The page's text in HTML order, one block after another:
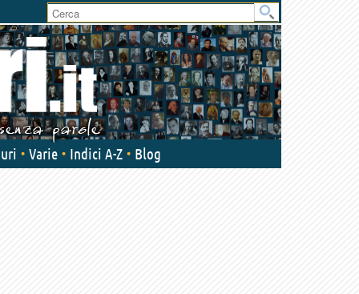
User
area
Varie Indici A-Z Blog